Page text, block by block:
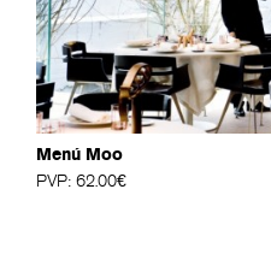
Menú Moo
PVP: 62.00€